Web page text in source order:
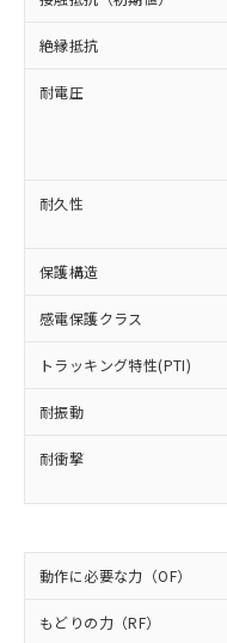
絶縁抵抗
耐電圧
耐久性
保護構造
感電保護クラス
トラッキング特性(PTI)
耐振動
耐衝撃
動作に必要な力（OF）
もどりの力（RF）
本サービ
商品の当
当社制御
本サービ
ことをご
在庫状況
記載して
タに基づ
覧された
了承くださ
正式な納
様のお取
ムロン制
オムロン
販
ください。
事前の承
示しないよ
ビス）を
調査・確認中
非含有の対応状
非該当品：ラ
害物質有無と
仕入先様の事
いたものが、
むを得ず変更す
鉛(Pb) 1000ppm以
ミウム(Cd) 100ppm
六価クロム(Cr(Ⅵ))
類(PBB) 1000ppm以
ルベンジル（BBP）
（DBP）
但し、RoHS指令で
フタル酸エステル
図的な使用がない
※2 対応予定
月が前後するこ
※1 中国
「○」：最大均
基準値以下で
「×」：最大
基準値を超え
*中国RoHS10物質の
Pb(鉛) :1000ppm、
Cr(Ⅵ)(六価クロム) :
ニル類) : 1000ppm
ル類) : 1000ppm、
DBP(フタル酸ジブチ
イソブチル) :
※2 環境保護
「ｅ」：有害物
準値以下である
質が外部に漏え
当社は、
為替およ
（以下｢
または国
国政府の
可)を取
とります。
当社は規
全に破砕
いよう必
当社は貴
ル、化学
武器並び
使用いた
場合は、
該第三者
法に輸出
一定
一定
在庫
いて
たは
認く
空
白